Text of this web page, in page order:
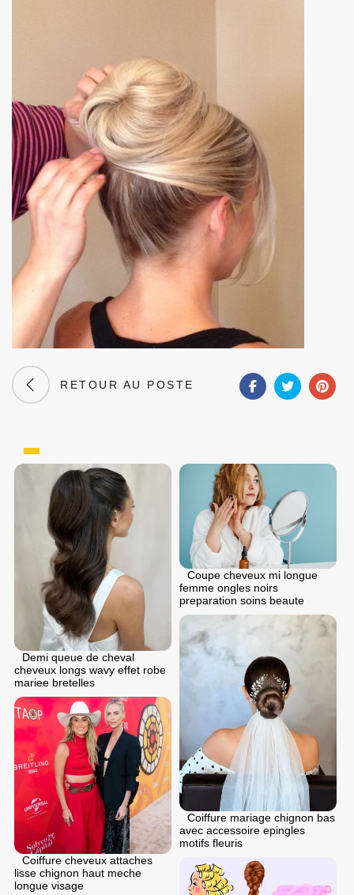
RETOUR AU POSTE
Demi queue de cheval
cheveux longs wavy effet robe
mariee bretelles
Coupe cheveux mi longue
femme ongles noirs
preparation soins beaute
Coiffure mariage chignon bas
avec accessoire epingles
motifs fleuris
Coiffure cheveux attaches
lisse chignon haut meche
longue visage